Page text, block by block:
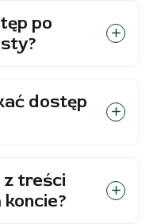
po
dostęp
treści